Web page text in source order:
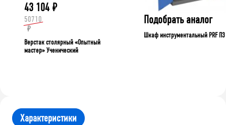
43 104 ₽
50710
₽
Верстак столярный «Опытный
мастер» Ученический
Подобрать аналог
Шкаф инструментальный PRF П3
Характеристики